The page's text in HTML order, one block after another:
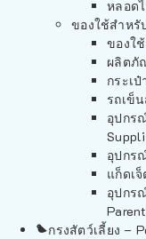
หลอด
ของใช้สำหรั
ของใ
ผลิตภั
กระเ
รถเข็
อุปกร
อุปกร
แก็ดเ
อุปกร
กรงสัตว์เลี้ยง –